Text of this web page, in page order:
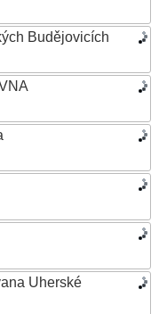
Budějovicích
Uherské